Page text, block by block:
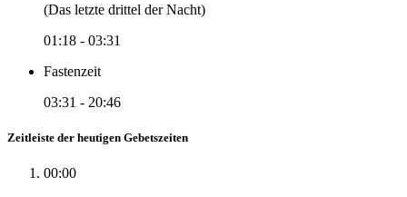
(Das letzte drittel der Nacht)
01:18 - 03:31
Fastenzeit
03:31 - 20:46
Zeitleiste der heutigen Gebetszeiten
00:00